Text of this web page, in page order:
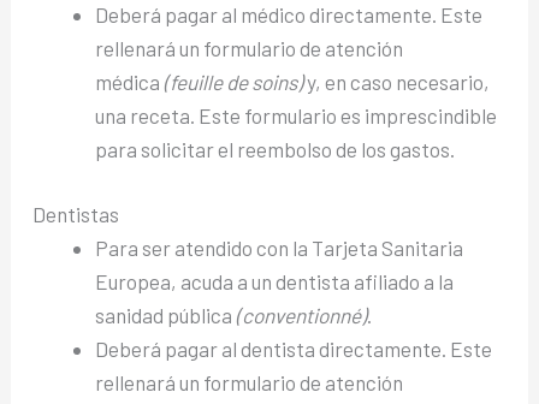
Deberá pagar al médico directamente. Este
rellenará un formulario de atención
médica (feuille de soins)y, en caso necesario,
una receta. Este formulario es imprescindible
para solicitar el reembolso de los gastos.
Dentistas
Para ser atendido con la Tarjeta Sanitaria
Europea, acuda a un dentista afiliado a la
sanidad pública (conventionné).
Deberá pagar al dentista directamente. Este
rellenará un formulario de atención